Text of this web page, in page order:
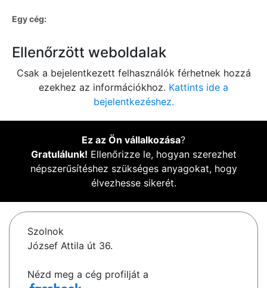
Egy cég:
Ellenőrzött weboldalak
Csak a bejelentkezett felhasználók férhetnek hozzá
ezekhez az információkhoz. Kattints ide a
bejelentkezéshez.
Ez az Ön vállalkozása?
Gratulálunk! Ellenőrizze le, hogyan szerezhet
népszerűsítéshez szükséges anyagokat, hogy
élvezhesse sikerét.
Szolnok
József Attila út 36.
Nézd meg a cég profilját a